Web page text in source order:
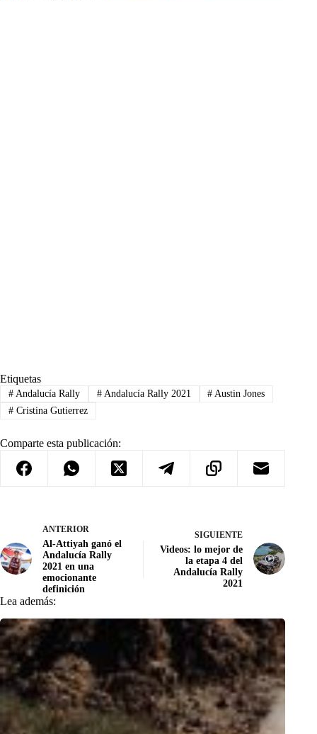
Etiquetas
#Andalucía Rally #Andalucía Rally 2021 # Austin Jones
#Cristina Gutierrez
Comparte esta publicación:
ANTERIOR
Al-Attiyah ganó el
Andalucía Rally
2021 en una
emocionante
definición
SIGUIENTE
Videos: lo mejor de
la etapa 4 del
Andalucía Rally
2021
Lea además: